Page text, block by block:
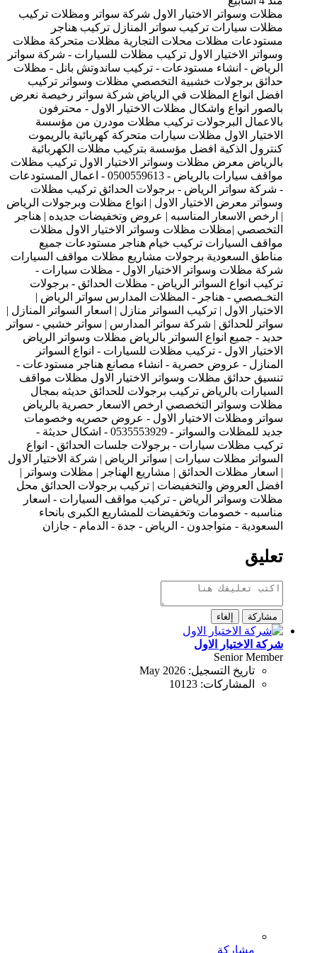
مظلات وسواتر الاختيار الاول شركة سواتر ومظلات تركيب
مظلات سيارات تركيب سواتر المنازل تركيب هناجر
مستودعات مظلات محلات التجارية مظلات متحركة مظلات
وسواتر الاختيار الاول تركيب مظلات للسيارات - شركة سواتر
الرياض - انشاء مستودعات - تركيب ساندوتش بانل - مظلات
حدائق برجولات خشبية التخصصي مظلات وسواتر تركيب
افضل انواع المظلات في الرياض شركة سواتر رخيصة نعرض
بالصور انواع واشكال مظلات الاختيار الاول - محترفون
بالاعمال البرجولات تركيب مظلات مودرن من مؤسسة
الاختيار الاول مظلات سيارات متحركة كهربائية بالريموت
كنترول الذكية افضل مؤسسة بتركيب مظلات الكهربائية
بالرياض معرض مظلات وسواتر الاختيار الاول تركيب مظلات
مواقف سيارات بالرياض - 0500559613 - اعمال المستودعات
- شركة سواتر الرياض - برجولات الحدائق تركيب مظلات
وسواتر معرض الاختيار الاول | انواع مظلات وبرجولات الرياض
| ارخص الاسعار المناسبه | عروض وتخفيضات جديده | هناجر
التخصصي |مظلات مظلات وسواتر الاختيار الاول مظلات
مواقف السيارات تركيب خيام هناجر مستودعات جميع
مناطق السعودية برجولات مشاريع مظلات مواقف السيارات
شركة مظلات وسواتر الاختيار الاول - مظلات سيارات -
تركيب انواع السواتر الرياض - مظلات الحدائق - برجولات
التخـصصي - هناجر - المظلات المدارس سواتر الرياض |
الاختيار الاول | تركيب السواتر منازل | اسعار السواتر المنازل |
سواتر للحدائق | شركة سواتر المدارس | سواتر خشبي - سواتر
حديد - جميع انواع السواتر بالرياض مظلات وسواتر الرياض
الاختيار الاول - تركيب مظلات للسيارات - انواع السواتر
المنازل - عروض حصرية - انشاء مصانع هناجر مستودعات -
تنسيق حدائق مظلات وسواتر الاختيار الاول مظلات مواقف
السيارات بالرياض تركيب برجولات للحدائق حديثه بمجال
مظلات وسواتر التخصصي ارخص الاسعار حصرية بالرياض
سواتر ومظلات الاختيار الاول - عروض حصريه وخصومات
جديد للمظلات والسواتر - 0535553929 - اشكال حديثة -
تركيب مظلات سيارات - برجولات جلسات الحدائق - انواع
السواتر مظلات سيارات | سواتر الرياض | شركة الاختيار الاول
| اسعار مظلات الحدائق | مشاريع الهناجر | مظلات وسواتر |
افضل العروض والتخفيضات | تركيب برجولات الحدائق محل
مظلات وسواتر الرياض - تركيب مواقف السيارات - اسعار
مناسبه - خصومات وتخفيضات للمشاريع الكبرى بانحاء
السعودية - متواجدون - الرياض - جدة - الدمام - جازان
تعليق
مشاركة إلغاء
شركة الاختيار الاول
Senior Member
تاريخ التسجيل: May 2026
المشاركات: 10123
مشاركة